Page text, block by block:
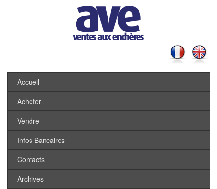
Accueil
Acheter
Vendre
Infos Bancaires
Contacts
Archives